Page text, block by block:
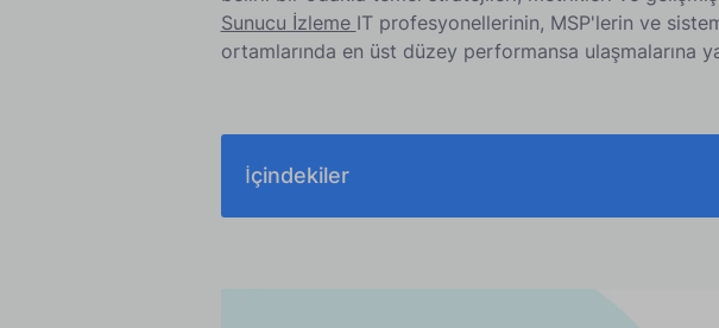
Sunucu İzleme IT profesyonellerinin, MSP'lerin ve
ortamlarında en üst düzey performansa ulaşmalarına
İçindekiler